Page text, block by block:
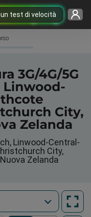
test di velocità
3G/4G/5G
Linwood-
City,
Zelanda
Linwood-Central-
City,
Zelanda